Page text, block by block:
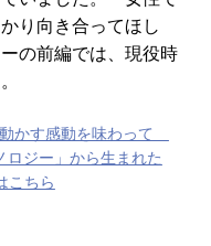
り向き合ってほし
の前編では、現役時
かす感動を味わって
ロジー」から生まれた
こちら